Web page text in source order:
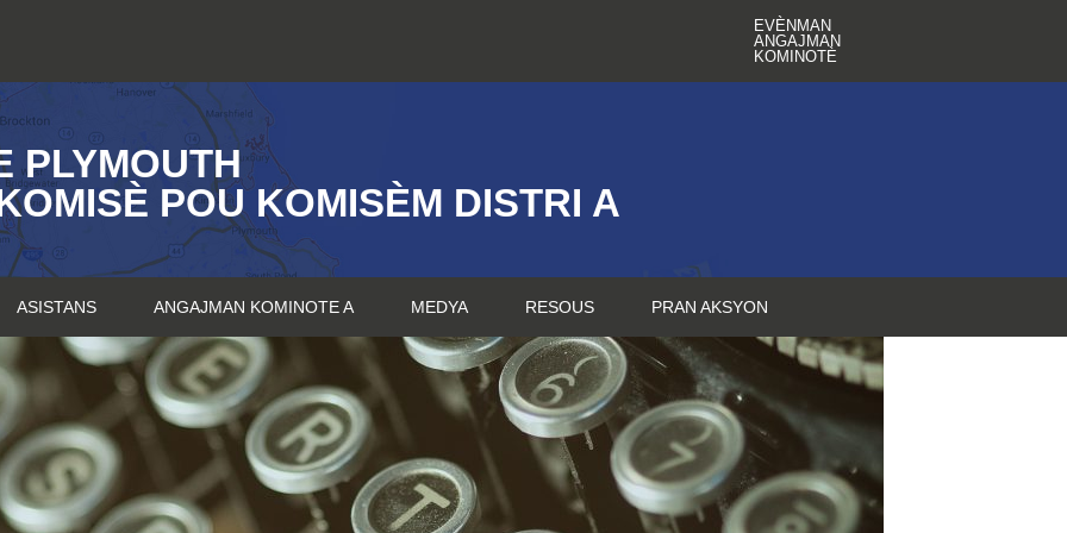
EVÈNMAN
ANGAJMAN
KOMINOTÈ
PLYMOUTH
POU KOMISÈM DISTRI A
ASISTANS ANGAJMAN KOMINOTE A MEDYA RESOUS PRAN AKSYON